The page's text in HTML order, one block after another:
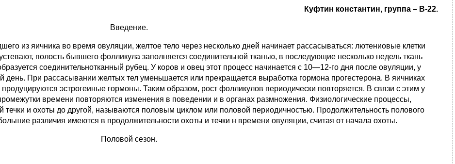
Куфтин константин, группа – В-22.
Введение.
из яичника во время овуляции, желтое тело через несколько дней начинает рассасываться: лютениовые клетки
полость бывшего фолликула заполняется соединительной тканью, в последующие несколько недель ткань
соединительнотканный рубец. У коров и овец этот процесс начинается с 10—12-го дня после овуляции, у
При рассасывании желтых тел уменьшается или прекращается выработка гормона прогестерона. В яичниках
эстрогеиные гормоны. Таким образом, рост фолликулов периодически повторяется. В связи с этим у
времени повторяются изменения в поведении и в органах размножения. Физиологические процессы,
течки и охоты до другой, называются половым циклом или половой периодичностью. Продолжительность полового
различия имеются в продолжительности охоты и течки н времени овуляции, считая от начала охоты.
Половой сезон.